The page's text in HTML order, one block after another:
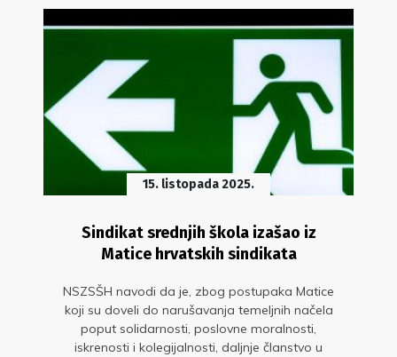
15. listopada 2025.
Sindikat srednjih škola izašao iz
Matice hrvatskih sindikata
NSZSŠH navodi da je, zbog postupaka Matice
koji su doveli do narušavanja temeljnih načela
poput solidarnosti, poslovne moralnosti,
iskrenosti i kolegijalnosti, daljnje članstvo u